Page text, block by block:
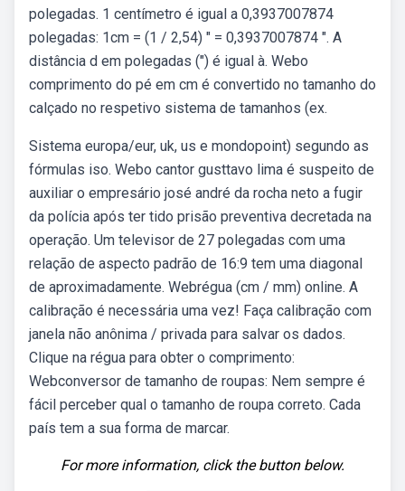
polegadas. 1 centímetro é igual a 0,3937007874
polegadas: 1cm = (1 / 2,54) ″ = 0,3937007874 ″. A
distância d em polegadas (″) é igual à. Webo
comprimento do pé em cm é convertido no tamanho do
calçado no respetivo sistema de tamanhos (ex.
Sistema europa/eur, uk, us e mondopoint) segundo as
fórmulas iso. Webo cantor gusttavo lima é suspeito de
auxiliar o empresário josé andré da rocha neto a fugir
da polícia após ter tido prisão preventiva decretada na
operação. Um televisor de 27 polegadas com uma
relação de aspecto padrão de 16:9 tem uma diagonal
de aproximadamente. Webrégua (cm / mm) online. A
calibração é necessária uma vez! Faça calibração com
janela não anônima / privada para salvar os dados.
Clique na régua para obter o comprimento:
Webconversor de tamanho de roupas: Nem sempre é
fácil perceber qual o tamanho de roupa correto. Cada
país tem a sua forma de marcar.
For more information, click the button below.